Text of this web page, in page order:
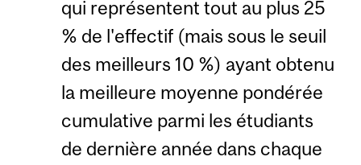
qui représentent tout au plus 25
% de l'effectif (mais sous le seuil
des meilleurs 10 %) ayant obtenu
la meilleure moyenne pondérée
cumulative parmi les étudiants
de dernière année dans chaque